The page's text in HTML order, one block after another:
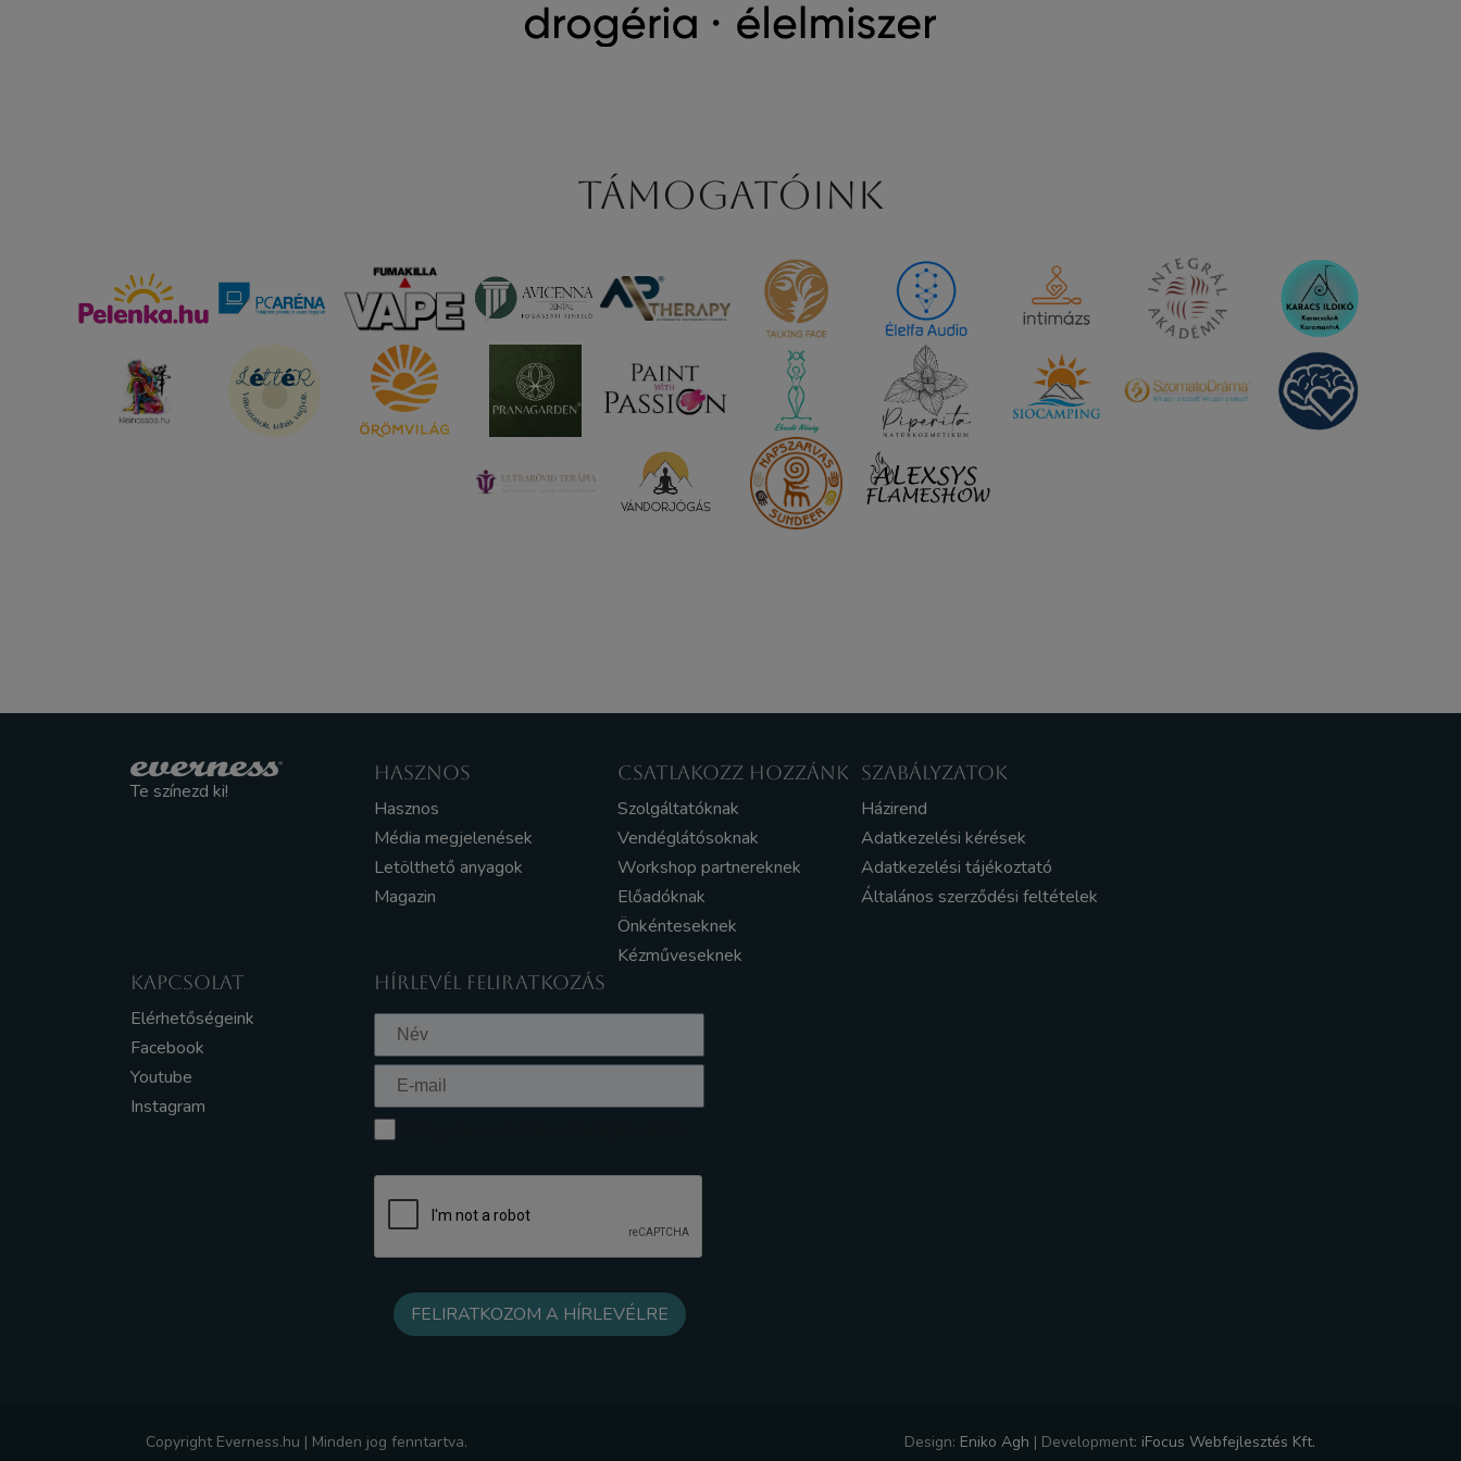
Támogatóink
Te színezd ki!
HASZNOS
Hasznos
Média megjelenések
Letölthető anyagok
Magazin
CSATLAKOZZ HOZZÁNK
Szolgáltatóknak
Vendéglátósoknak
Workshop partnereknek
Előadóknak
Önkénteseknek
Kézműveseknek
SZABÁLYZATOK
Házirend
Adatkezelési kérések
Adatkezelési tájékoztató
Általános szerződési feltételek
KAPCSOLAT
Elérhetőségeink
Facebook
Youtube
Instagram
HÍRLEVÉL FELIRATKOZÁS
Copyright Everness.hu | Minden jog fenntartva. Design: Eniko Agh | Development: iFocus Webfejlesztés Kft.